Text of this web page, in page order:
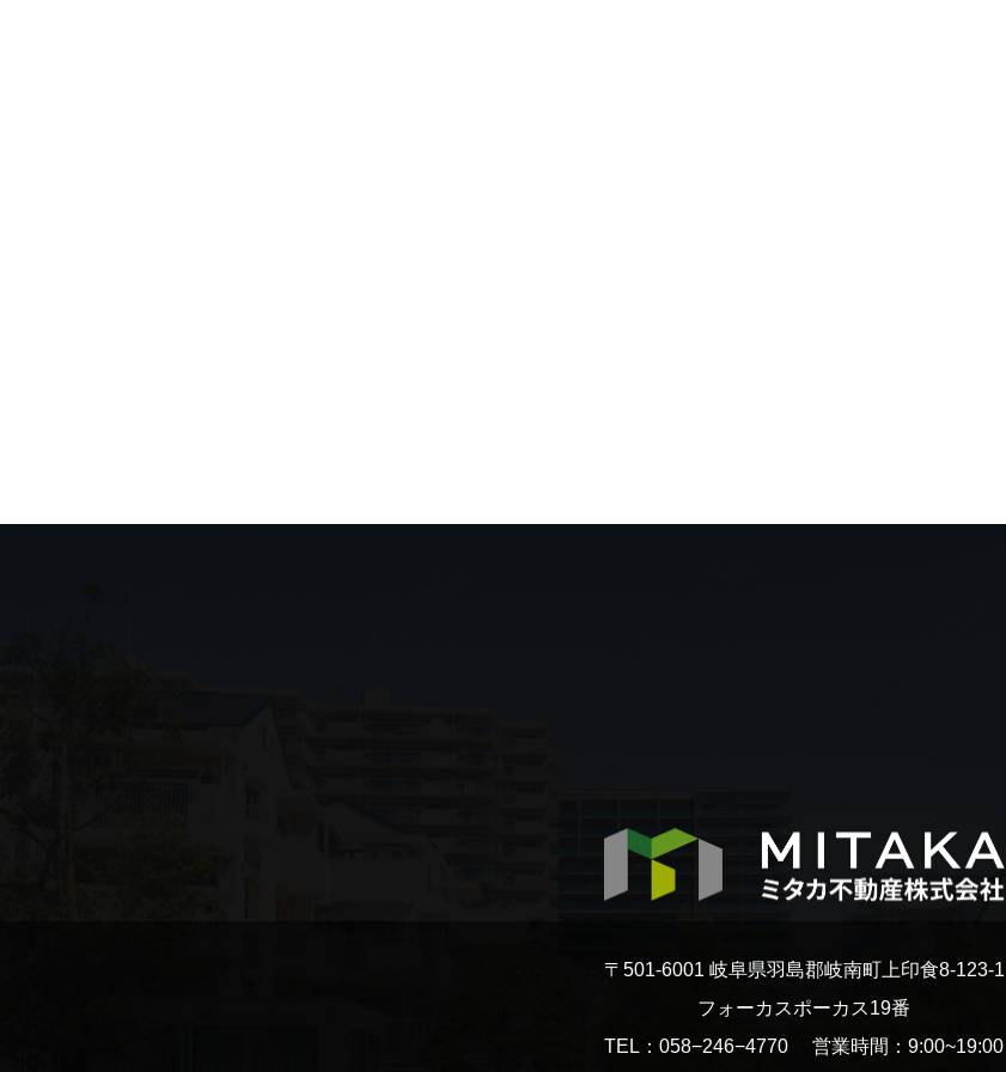
〒501-6001 岐阜県羽島郡岐南町上印食8-123-1
フォーカスポーカス19番
TEL：058−246−4770 営業時間：9:00~19:00